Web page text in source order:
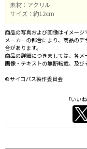
素材：アクリル
サイズ：約12cm
商品の写真および画像はイメージ
メーカーの都合により、商品の
合があります。
商品の詳細につきましては、各メ
画像・テキストの無断転載、及び
©サイコパス製作委員会
「いい